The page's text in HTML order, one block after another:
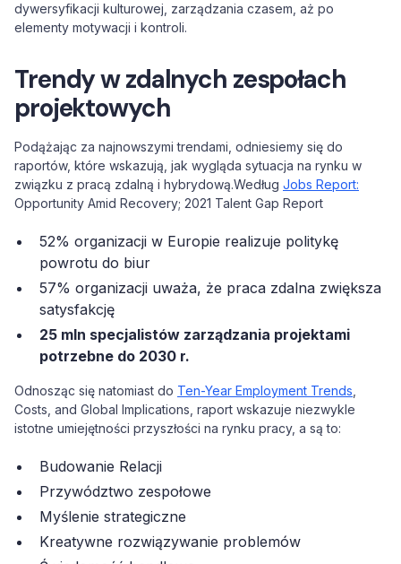
dywersyfikacji kulturowej, zarządzania czasem, aż po
elementy motywacji i kontroli.
Trendy w zdalnych zespołach
projektowych
Podążając za najnowszymi trendami, odniesiemy się do
raportów, które wskazują, jak wygląda sytuacja na rynku w
związku z pracą zdalną i hybrydową.Według Jobs Report:
Opportunity Amid Recovery; 2021 Talent Gap Report
52% organizacji w Europie realizuje politykę
powrotu do biur
57% organizacji uważa, że praca zdalna zwiększa
satysfakcję
25 mln specjalistów zarządzania projektami
potrzebne do 2030 r.
Odnosząc się natomiast do Ten-Year Employment Trends
Costs, and Global Implications, raport wskazuje niezwykle
istotne umiejętności przyszłości na rynku pracy, a są to:
Budowanie Relacji
Przywództwo zespołowe
Myślenie strategiczne
Kreatywne rozwiązywanie problemów